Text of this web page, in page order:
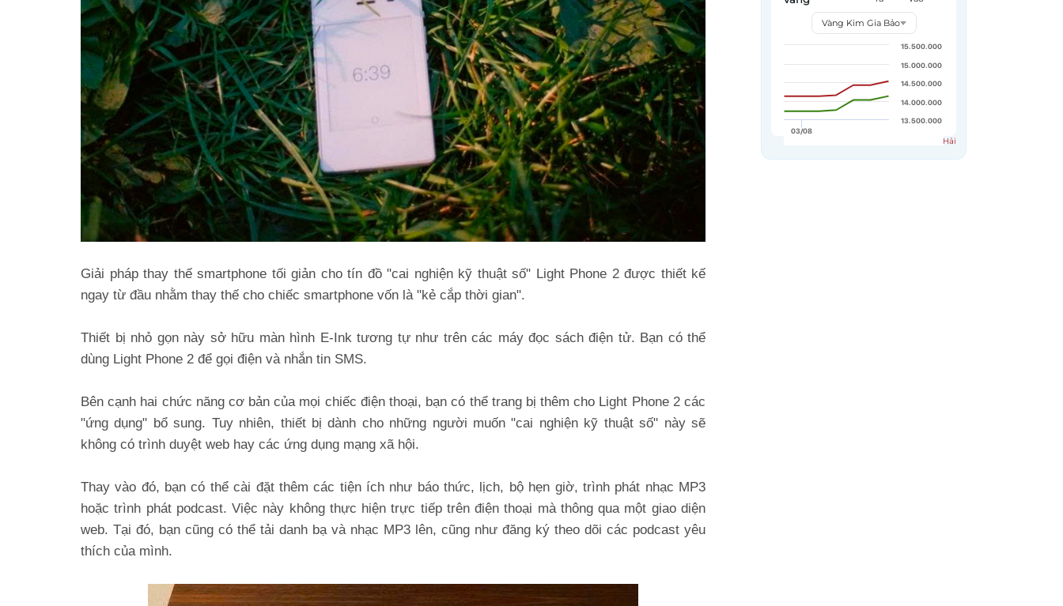
Giải pháp thay thế smartphone tối giản cho tín đồ "cai nghiện kỹ thuật số" Light Phone 2 được thiết kế
ngay từ đầu nhằm thay thế cho chiếc smartphone vốn là "kẻ cắp thời gian".
Thiết bị nhỏ gọn này sở hữu màn hình E-Ink tương tự như trên các máy đọc sách điện tử. Bạn có thể
dùng Light Phone 2 để gọi điện và nhắn tin SMS.
Bên cạnh hai chức năng cơ bản của mọi chiếc điện thoại, bạn có thể trang bị thêm cho Light Phone 2 các
"ứng dụng" bổ sung. Tuy nhiên, thiết bị dành cho những người muốn "cai nghiện kỹ thuật số" này sẽ
không có trình duyệt web hay các ứng dụng mạng xã hội.
Thay vào đó, bạn có thể cài đặt thêm các tiện ích như báo thức, lịch, bộ hẹn giờ, trình phát nhạc MP3
hoặc trình phát podcast. Việc này không thực hiện trực tiếp trên điện thoại mà thông qua một giao diện
web. Tại đó, bạn cũng có thể tải danh bạ và nhạc MP3 lên, cũng như đăng ký theo dõi các podcast yêu
thích của mình.